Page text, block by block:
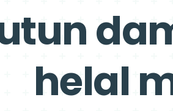
helal